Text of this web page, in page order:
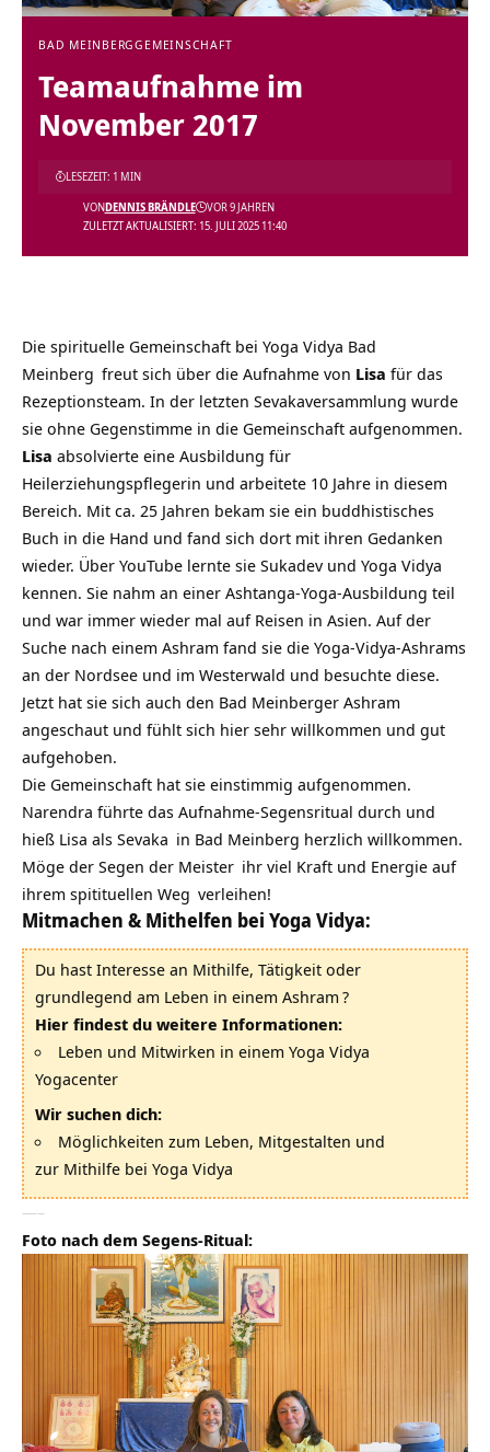
BAD MEINBERGGEMEINSCHAFT
Teamaufnahme im
November 2017
ZULETZT AKTUALISIERT: 15. JULI 2025 11:40
VONDENNIS BRÄNDLE VOR 9 JAHREN
LESEZEIT: 1 MIN
Die spirituelle Gemeinschaft bei Yoga Vidya Bad
Meinberg freut sich über die Aufnahme von Lisa für das
Rezeptionsteam. In der letzten Sevakaversammlung wurde
sie ohne Gegenstimme in die Gemeinschaft aufgenommen.
Lisa absolvierte eine Ausbildung für
Heilerziehungspflegerin und arbeitete 10 Jahre in diesem
Bereich. Mit ca. 25 Jahren bekam sie ein buddhistisches
Buch in die Hand und fand sich dort mit ihren Gedanken
wieder. Über YouTube lernte sie Sukadev und Yoga Vidya
kennen. Sie nahm an einer Ashtanga-Yoga-Ausbildung teil
und war immer wieder mal auf Reisen in Asien. Auf der
Suche nach einem Ashram fand sie die Yoga-Vidya-Ashrams
an der Nordsee und im Westerwald und besuchte diese.
Jetzt hat sie sich auch den Bad Meinberger Ashram
angeschaut und fühlt sich hier sehr willkommen und gut
aufgehoben.
Die Gemeinschaft hat sie einstimmig aufgenommen.
Narendra führte das Aufnahme-Segensritual durch und
hieß Lisa als Sevaka in Bad Meinberg herzlich willkommen.
Möge der Segen der Meister ihr viel Kraft und Energie auf
ihrem spitituellen Weg verleihen!
Mitmachen & Mithelfen bei Yoga Vidya:
Du hast Interesse an Mithilfe, Tätigkeit oder
grundlegend am Leben in einem Ashram ?
Hier findest du weitere Informationen:
Leben und Mitwirken in einem Yoga Vidya
Yogacenter
Wir suchen dich:
Möglichkeiten zum Leben, Mitgestalten und
zur Mithilfe bei Yoga Vidya
—–
Foto nach dem Segens-Ritual: